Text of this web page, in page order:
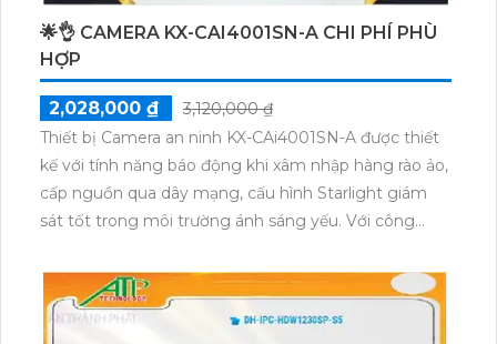
🌟👌 CAMERA KX-CAI4001SN-A CHI PHÍ PHÙ
HỢP
2,028,000 ₫
3,120,000 ₫
Thiết bị Camera an ninh KX-CAi4001SN-A được thiết
kế với tính năng báo động khi xâm nhập hàng rào ảo,
cấp nguồn qua dây mạng, cấu hình Starlight giám
sát tốt trong môi trường ánh sáng yếu. Với công
trong khoảng cách lên đến 30m. Sản phẩm này thích
hợp cho dự án dân dụng, được lắp đặt tại vị trí chống
mưa nắng. Thân camera được làm bằng kim loại chất